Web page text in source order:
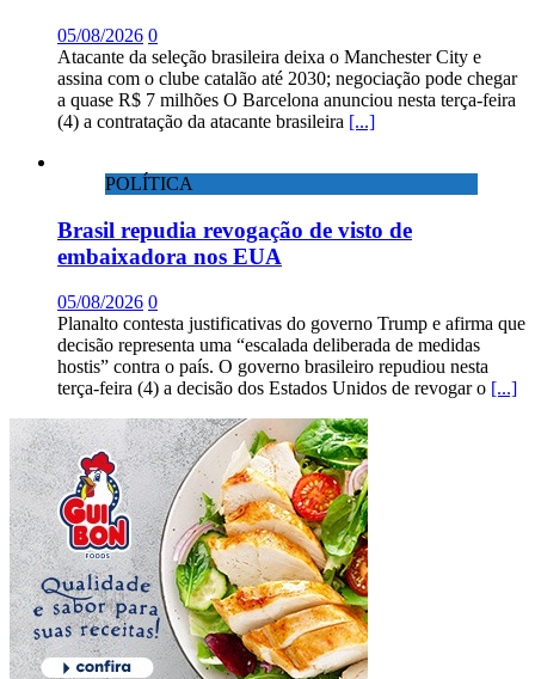
05/08/2026 0
Atacante da seleção brasileira deixa o Manchester City e
assina com o clube catalão até 2030; negociação pode chegar
a quase R$ 7 milhões O Barcelona anunciou nesta terça-feira
(4) a contratação da atacante brasileira [...]
POLÍTICA
Brasil repudia revogação de visto de
embaixadora nos EUA
05/08/2026 0
Planalto contesta justificativas do governo Trump e afirma que
decisão representa uma “escalada deliberada de medidas
hostis” contra o país. O governo brasileiro repudiou nesta
terça-feira (4) a decisão dos Estados Unidos de revogar o [...]